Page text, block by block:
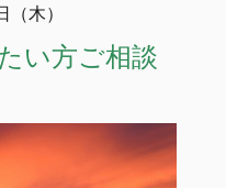
木）
い方ご相談